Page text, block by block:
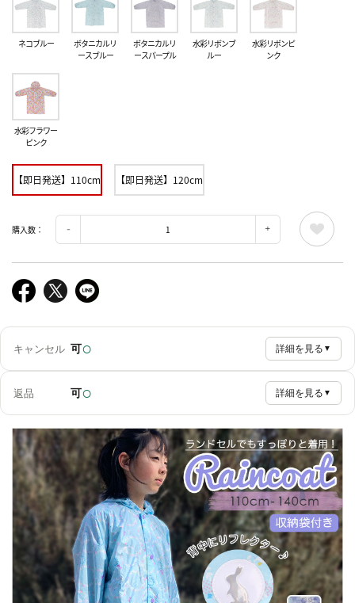
ネコブルー
ボタニカルリ
ースブルー
ボタニカルリ
ースパープル
水彩リボンブ
ルー
水彩リボンピ
ンク
水彩フラワー
ピンク
【即日発送】110cm 【即日発送】120cm
購入数：
キャンセル 可○ 詳細を見る ▼
返品 可○ 詳細を見る ▼